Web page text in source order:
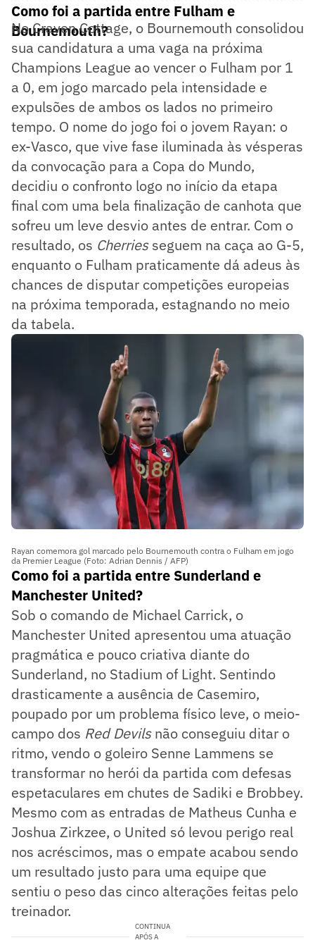
Como foi a partida entre Fulham e
Bournemouth?
No Craven Cottage, o Bournemouth consolidou
sua candidatura a uma vaga na próxima
Champions League ao vencer o Fulham por 1
a 0, em jogo marcado pela intensidade e
expulsões de ambos os lados no primeiro
tempo. O nome do jogo foi o jovem Rayan: o
ex-Vasco, que vive fase iluminada às vésperas
da convocação para a Copa do Mundo,
decidiu o confronto logo no início da etapa
final com uma bela finalização de canhota que
sofreu um leve desvio antes de entrar. Com o
resultado, os Cherriesseguem na caça ao G-5,
enquanto o Fulham praticamente dá adeus às
chances de disputar competições europeias
na próxima temporada, estagnando no meio
da tabela.
Rayan comemora gol marcado pelo Bournemouth contra o Fulham em jogo
da Premier League (Foto: Adrian Dennis / AFP)
Como foi a partida entre Sunderland e
Manchester United?
Sob o comando de Michael Carrick, o
Manchester United apresentou uma atuação
pragmática e pouco criativa diante do
Sunderland, no Stadium of Light. Sentindo
drasticamente a ausência de Casemiro,
poupado por um problema físico leve, o meio-
campo dos Red Devilsnão conseguiu ditar o
ritmo, vendo o goleiro Senne Lammens se
transformar no herói da partida com defesas
espetaculares em chutes de Sadiki e Brobbey.
Mesmo com as entradas de Matheus Cunha e
Joshua Zirkzee, o United só levou perigo real
nos acréscimos, mas o empate acabou sendo
um resultado justo para uma equipe que
sentiu o peso das cinco alterações feitas pelo
treinador.
CONTINUA
APÓS A